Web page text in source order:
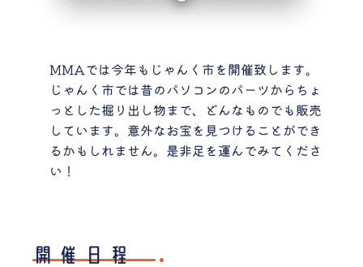
MMAでは今年もじゃんく市を開催致します。
じゃんく市では昔のパソコンのパーツからちょ
っとした掘り出し物まで、どんなものでも販売
しています。意外なお宝を見つけることができ
るかもしれません。是非足を運んでみてくださ
い！
開催日程